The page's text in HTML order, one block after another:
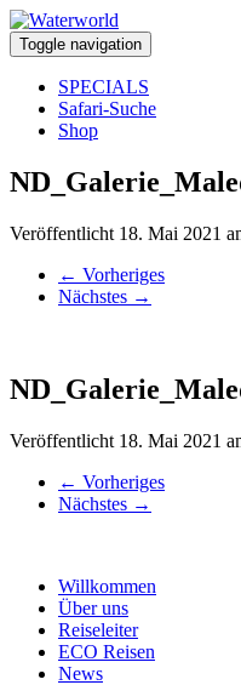
Toggle navigation
SPECIALS
Safari-Suche
Shop
Veröffentlicht 18. Mai 2021
← Vorheriges
Nächstes →
Veröffentlicht 18. Mai 2021
← Vorheriges
Nächstes →
Willkommen
Über uns
Reiseleiter
ECO Reisen
News